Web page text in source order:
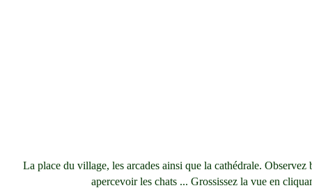
La place du village, les arcades ainsi que la cathédrale. Observez
apercevoir les chats ... Grossissez la vue en